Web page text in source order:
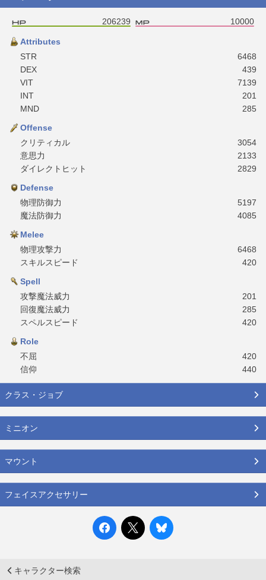
206239 10000
Attributes
STR
6468
DEX
439
VIT
7139
INT
201
MND
285
Offense
クリティカル
3054
意思力
2133
ダイレクトヒット
2829
Defense
物理防御力
5197
魔法防御力
4085
Melee
物理攻撃力
6468
スキルスピード
420
Spell
攻撃魔法威力
201
回復魔法威力
285
スペルスピード
420
Role
不屈
420
信仰
440
クラス・ジョブ
ミニオン
マウント
フェイスアクセサリー
キャラクター検索